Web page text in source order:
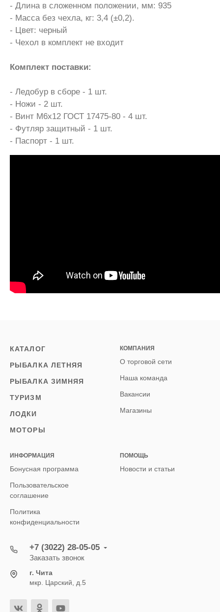
- Длина в сложенном положении, мм: 935
- Масса без чехла, кг: 3,4 (±0,2).
- Цвет: черный
- Чехол в комплект не входит
Комплект поставки:
- Ледобур в сборе - 1 шт.
- Ножи - 2 шт.
- Винт М6х12 ГОСТ 17475-80 - 4 шт.
- Футляр защитный - 1 шт.
- Паспорт - 1 шт.
КАТАЛОГ
РЫБАЛКА ЛЕТНЯЯ
РЫБАЛКА ЗИМНЯЯ
ТУРИЗМ
ЛОДКИ
МОТОРЫ
КОМПАНИЯ
О торговой сети
Наша команда
Вакансии
Магазины
ИНФОРМАЦИЯ
Бонусная программа
Пользовательское
соглашение
Политика
конфиденциальности
ПОМОЩЬ
Новости и статьи
+7 (3022) 28-05-05
Заказать звонок
г. Чита
мкр. Царский, д.5